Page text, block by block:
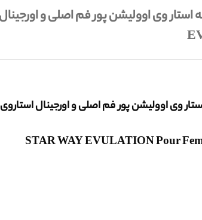
وی اوولیشن پور فم اصلی و اورجینال استاروی
STAR WAY EVULATION Pour